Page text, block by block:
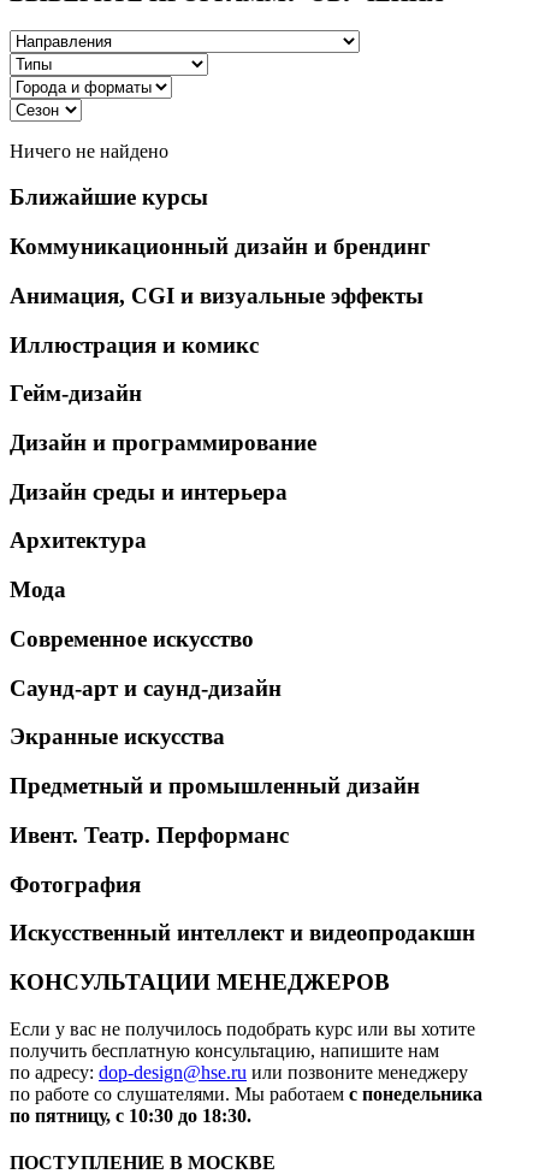
Ничего не найдено
Ближайшие курсы
Коммуникационный дизайн и брендинг
Анимация, CGI и визуальные эффекты
Иллюстрация и комикс
Гейм-дизайн
Дизайн и программирование
Дизайн среды и интерьера
Архитектура
Мода
Современное искусство
Саунд-арт и саунд-дизайн
Экранные искусства
Предметный и промышленный дизайн
Ивент. Театр. Перформанс
Фотография
Искусственный интеллект и видеопродакшн
КОНСУЛЬТАЦИИ МЕНЕДЖЕРОВ
Если у вас не получилось подобрать курс или вы хотите
получить бесплатную консультацию, напишите нам
по адресу: dop-design@hse.ru или позвоните менеджеру
по работе со слушателями. Мы работаем с понедельника
по пятницу, с 10:30 до 18:30.
ПОСТУПЛЕНИЕ В МОСКВЕ